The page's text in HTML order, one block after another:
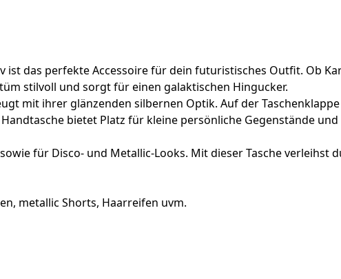
das perfekte Accessoire für dein futuristisches Outfit. Ob
stilvoll und sorgt für einen galaktischen Hingucker.
mit ihrer glänzenden silbernen Optik. Auf der
bietet Platz für kleine persönliche Gegenstände
für Disco- und Metallic-Looks. Mit dieser Tasche
metallic Shorts, Haarreifen uvm.